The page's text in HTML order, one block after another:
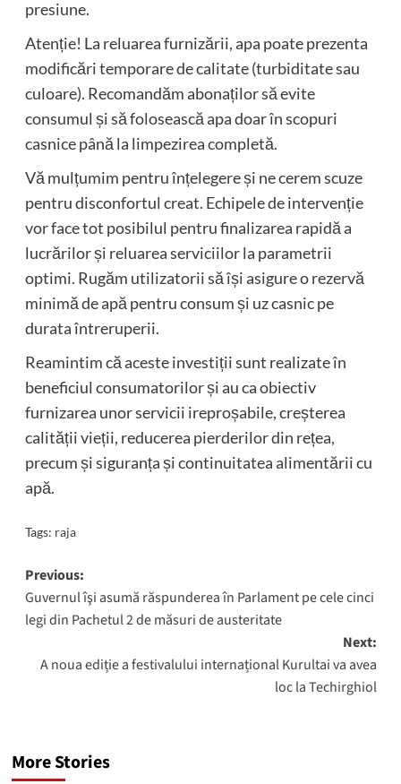
presiune.
Atenție! La reluarea furnizării, apa poate prezenta
modificări temporare de calitate (turbiditate sau
culoare). Recomandăm abonaților să evite
consumul și să folosească apa doar în scopuri
casnice până la limpezirea completă.
Vă mulțumim pentru înțelegere și ne cerem scuze
pentru disconfortul creat. Echipele de intervenție
vor face tot posibilul pentru finalizarea rapidă a
lucrărilor și reluarea serviciilor la parametrii
optimi. Rugăm utilizatorii să își asigure o rezervă
minimă de apă pentru consum și uz casnic pe
durata întreruperii.
Reamintim că aceste investiții sunt realizate în
beneficiul consumatorilor și au ca obiectiv
furnizarea unor servicii ireproșabile, creșterea
calității vieții, reducerea pierderilor din rețea,
precum și siguranța și continuitatea alimentării cu
apă.
Tags: raja
Post
navigation
Previous:
Guvernul îşi asumă răspunderea în Parlament pe cele cinci
legi din Pachetul 2 de măsuri de austeritate
Next:
A noua ediție a festivalului internațional Kurultai va avea
loc la Techirghiol
More Stories